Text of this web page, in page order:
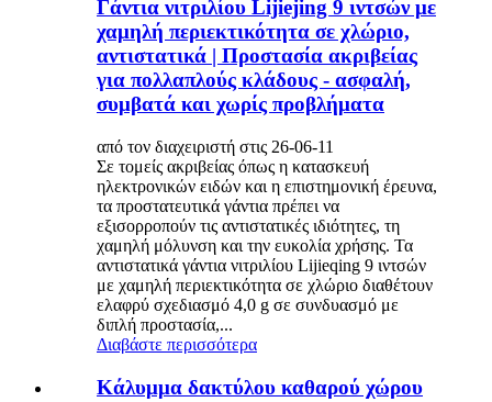
Γάντια νιτριλίου Lijiejing 9 ιντσών με
χαμηλή περιεκτικότητα σε χλώριο,
αντιστατικά | Προστασία ακριβείας
για πολλαπλούς κλάδους - ασφαλή,
συμβατά και χωρίς προβλήματα
από τον διαχειριστή στις 26-06-11
Σε τομείς ακριβείας όπως η κατασκευή
ηλεκτρονικών ειδών και η επιστημονική έρευνα,
τα προστατευτικά γάντια πρέπει να
εξισορροπούν τις αντιστατικές ιδιότητες, τη
χαμηλή μόλυνση και την ευκολία χρήσης. Τα
αντιστατικά γάντια νιτριλίου Lijieqing 9 ιντσών
με χαμηλή περιεκτικότητα σε χλώριο διαθέτουν
ελαφρύ σχεδιασμό 4,0 g σε συνδυασμό με
διπλή προστασία,...
Διαβάστε περισσότερα
Κάλυμμα δακτύλου καθαρού χώρου